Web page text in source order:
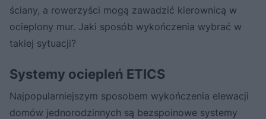
ściany, a rowerzyści mogą zawadzić kierownicą w
ocieplony mur. Jaki sposób wykończenia wybrać w
takiej sytuacji?
Systemy ociepleń ETICS
Najpopularniejszym sposobem wykończenia elewacji
domów jednorodzinnych są bezspoinowe systemy